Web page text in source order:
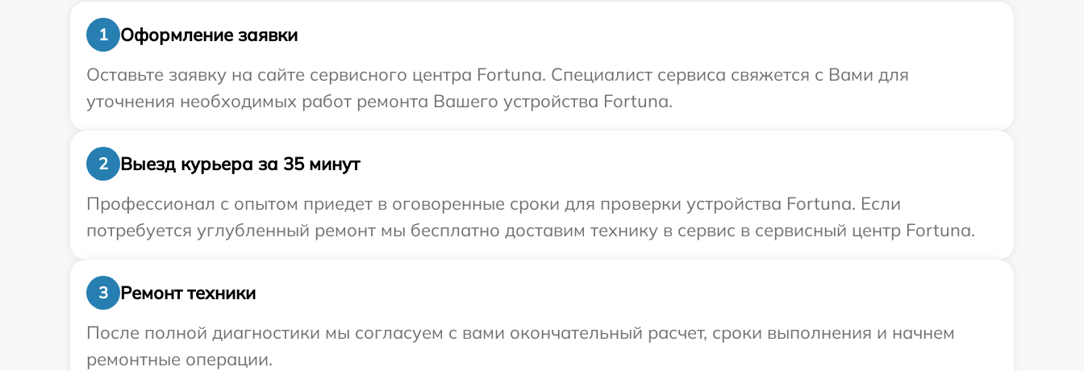
1
Оформление заявки
Оставьте заявку на сайте сервисного центра Fortuna. Специалист сервиса свяжется с Вами для
уточнения необходимых работ ремонта Вашего устройства Fortuna.
2
Выезд курьера за 35 минут
Профессионал с опытом приедет в оговоренные сроки для проверки устройства Fortuna. Если
потребуется углубленный ремонт мы бесплатно доставим технику в сервис в сервисный центр Fortuna.
3
Ремонт техники
После полной диагностики мы согласуем с вами окончательный расчет, сроки выполнения и начнем
ремонтные операции.